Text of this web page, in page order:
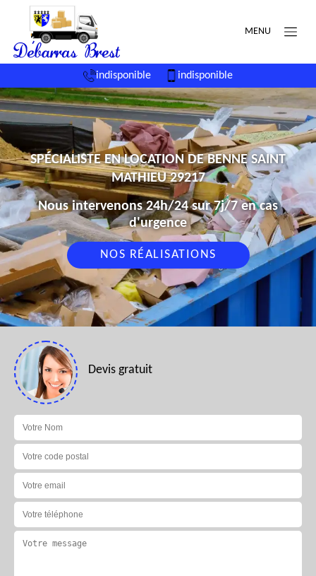
MENU
indisponible indisponible
SPÉCIALISTE EN LOCATION DE BENNE SAINT
MATHIEU 29217
Nous intervenons 24h/24 sur 7j/7 en cas
d'urgence
NOS RÉALISATIONS
Devis gratuit